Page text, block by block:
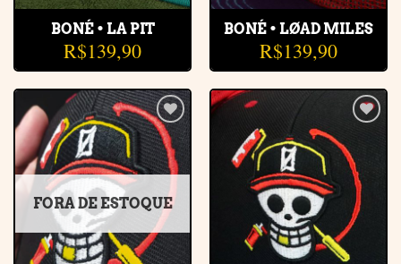
BONÉ • LA PIT
R$139,90
BONÉ • LØAD MILES
R$139,90
Adicionar
à lista de
desejos
FORA DE ESTOQUE
Adicionar
à lista de
desejos